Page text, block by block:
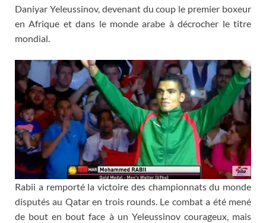
Daniyar Yeleussinov, devenant du coup le premier boxeur
en Afrique et dans le monde arabe à décrocher le titre
mondial.
Rabii a remporté la victoire des championnats du monde
disputés au Qatar en trois rounds. Le combat a été mené
de bout en bout face à un Yeleussinov courageux, mais